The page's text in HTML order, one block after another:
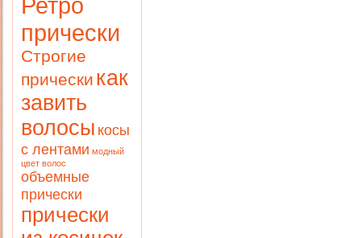
Ретро
прически
Строгие
прически как
завить
волосы косы
с лентами модный
цвет волос
объемные
прически
прически